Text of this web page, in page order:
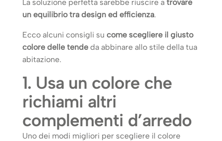
La soluzione perfetta sarebbe riuscire atrovare
un equilibrio tra design ed efficienza.
Ecco alcuni consigli su come scegliere il giusto
colore delle tendeda abbinare allo stile della tua
abitazione.
1. Usa un colore che
richiami altri
complementi d’arredo
Uno dei modi migliori per scegliere il colore